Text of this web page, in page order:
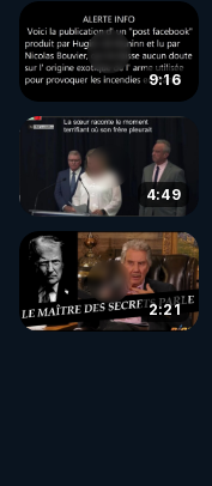
9:16
4:49
2:21